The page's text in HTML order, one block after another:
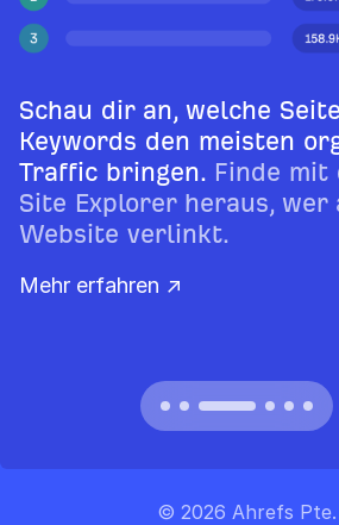
Schau dir an, welche
Keywords den meisten
Traffic bringen. Finde mit
Site Explorer heraus, wer
Website verlinkt.
Mehr erfahren ↗
© 2026 Ahrefs